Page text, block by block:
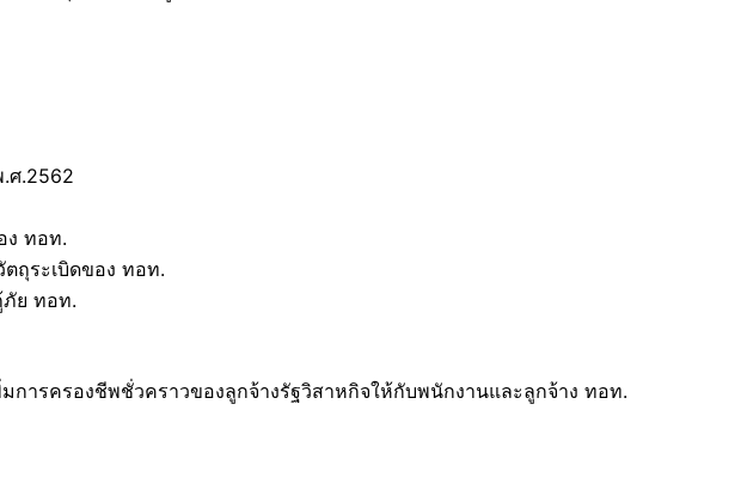
ศ.2562
ง ทอท.
ถุระเบิดของ ทอท.
ภัย ทอท.
ารครองชีพชั่วคราวของลูกจ้างรัฐวิสาหกิจให้กับพนักงานและลูกจ้าง ทอท.